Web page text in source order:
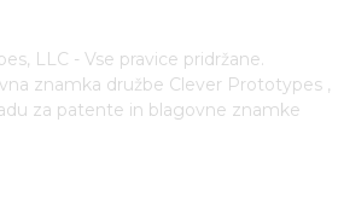
LLC - Vse pravice pridržane.
znamka družbe Clever Prototypes ,
za patente in blagovne znamke